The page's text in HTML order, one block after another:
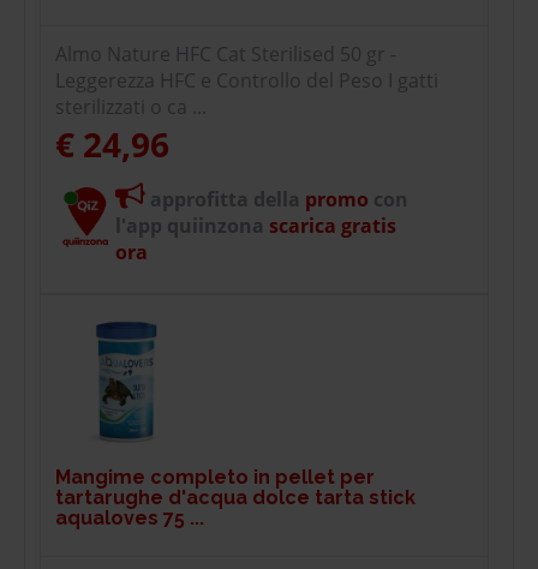
Almo Nature HFC Cat Sterilised 50 gr -
Leggerezza HFC e Controllo del Peso I gatti
sterilizzati o ca ...
€ 24,96
approfitta della promo con
l'app quiinzona scarica gratis
ora
Mangime completo in pellet per
tartarughe d'acqua dolce tarta stick
aqualoves 75 ...